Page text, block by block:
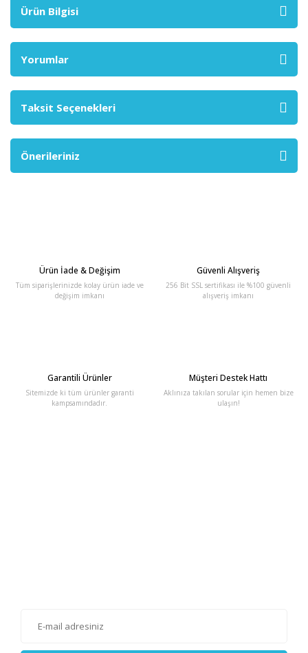
Ürün Bilgisi
Yorumlar
Taksit Seçenekleri
Önerileriniz
Ürün İade & Değişim
Tüm siparişlerinizde kolay ürün iade ve
değişim imkanı
Güvenli Alışveriş
256 Bit SSL sertifikası ile %100 güvenli
alışveriş imkanı
Garantili Ürünler
Sitemizde ki tüm ürünler garanti
kampsamındadır.
Müşteri Destek Hattı
Aklınıza takılan sorular için hemen bize
ulaşın!